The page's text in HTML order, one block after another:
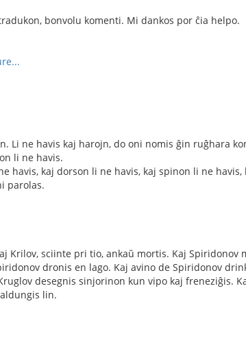
bonvolu komenti. Mi dankos por ĉia helpo.
Li ne havis kaj harojn, do oni nomis ĝin ruĝhara
li ne havis.
havis, kaj dorson li ne havis, kaj spinon li ne
parolas.
Krilov, sciinte pri tio, ankaŭ mortis. Kaj Spiridonov
dronis en lago. Kaj avino de Spiridonov
desegnis sinjorinon kun vipo kaj freneziĝis.
lin.